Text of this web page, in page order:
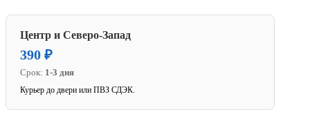
Центр и Северо-Запад
390 ₽
Срок: 1-3 дня
Курьер до двери или ПВЗ СДЭК.